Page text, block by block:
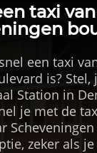
taxi
een taxi
is?
Station in
je met de
zeker als